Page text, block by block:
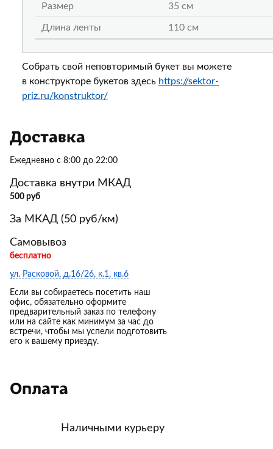
Размер 35 см
Длина ленты 110 см
Собрать свой неповторимый букет вы можете
в конструкторе букетов здесь https://sektor-
priz.ru/konstruktor/
Доставка
Ежедневно с 8:00 до 22:00
Доставка внутри МКАД
500 руб
За МКАД (50 руб/км)
Самовывоз
бесплатно
ул. Расковой, д.16/26, к.1, кв.6
Если вы собираетесь посетить наш
офис, обязательно оформите
предварительный заказ по телефону
или на сайте как минимум за час до
встречи, чтобы мы успели подготовить
его к вашему приезду.
Оплата
Наличными курьеру